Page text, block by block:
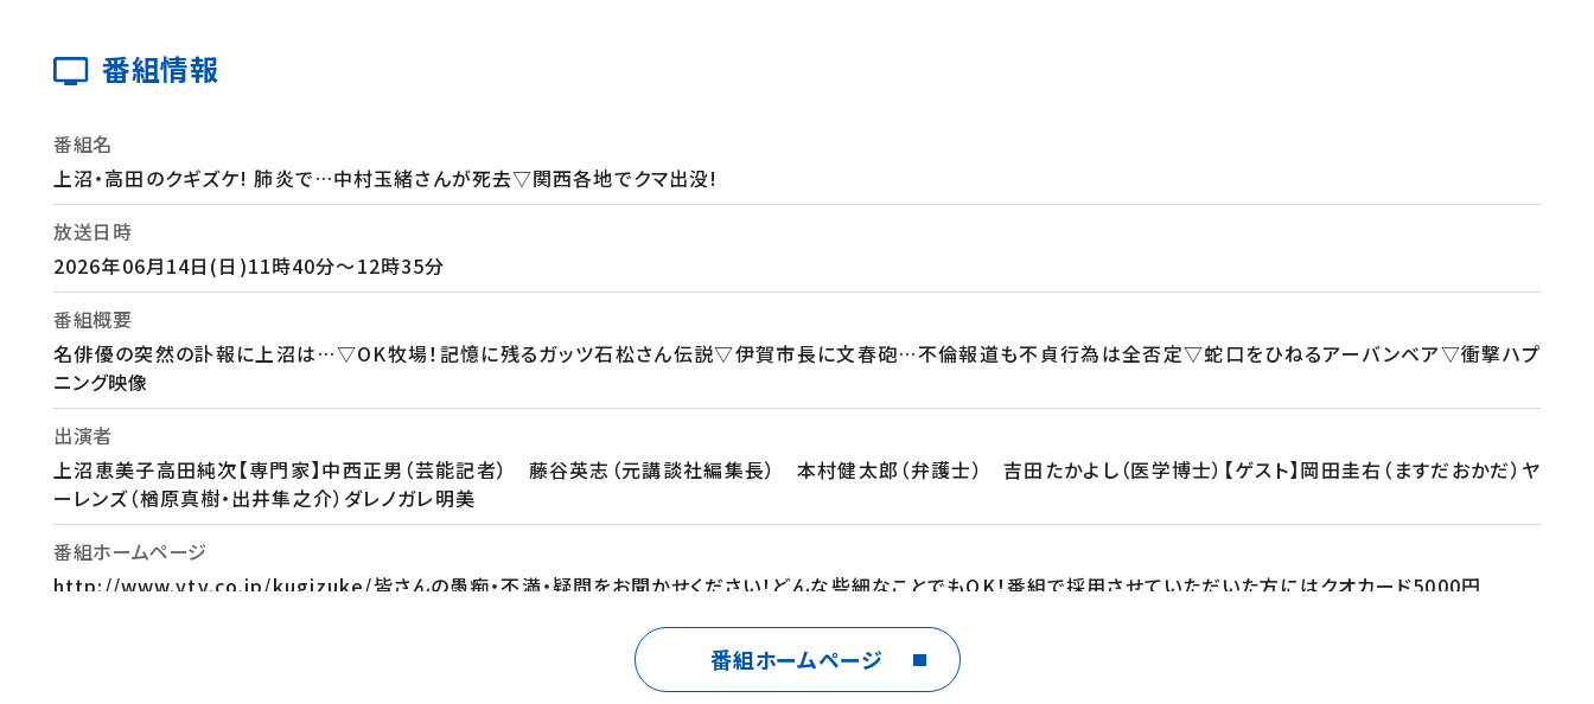
番組情報
番組名
上沼・高田のクギズケ! 肺炎で…中村玉緒さんが死去▽関西各地でクマ出没!
放送日時
2026年06月14日(日)11時40分～12時35分
番組概要
名俳優の突然の訃報に上沼は…▽OK牧場！記憶に残るガッツ石松さん伝説▽伊賀市長に文春砲…不倫報道も不貞行為は全否定▽蛇口をひねるアーバンベア▽衝撃ハプ
ニング映像
出演者
上沼恵美子高田純次【専門家】中西正男（芸能記者） 藤谷英志（元講談社編集長） 本村健太郎（弁護士） 吉田たかよし（医学博士）【ゲスト】岡田圭右（ますだおかだ）ヤ
ーレンズ（楢原真樹・出井隼之介）ダレノガレ明美
番組ホームページ
http://www.ytv.co.jp/kugizuke/皆さんの愚痴・不満・疑問をお聞かせください！どんな些細なことでもOK！番組で採用させていただいた方にはクオカード5000円
【公式TikTok】@ytv_kugizuke【番組公式LINE】「クギズケ」で検索してお友達登録をお願いします！
番組ホームページ